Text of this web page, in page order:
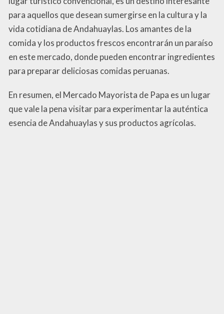
para aquellos que desean sumergirse en la cultura y la
vida cotidiana de Andahuaylas. Los amantes de la
comida y los productos frescos encontrarán un paraíso
en este mercado, donde pueden encontrar ingredientes
para preparar deliciosas comidas peruanas.
En resumen, el Mercado Mayorista de Papa es un lugar
que vale la pena visitar para experimentar la auténtica
esencia de Andahuaylas y sus productos agrícolas.